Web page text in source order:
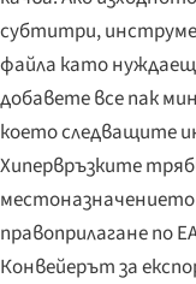
субтитри,
файла като
добавете все пак
което следващите
Хипервръзките
правоприлагане по
Конвейерът за